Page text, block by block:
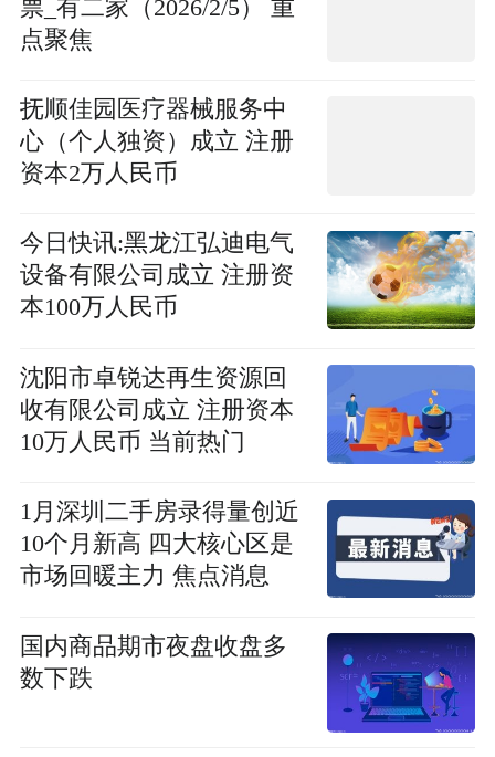
票_有二家（2026/2/5） 重
点聚焦
抚顺佳园医疗器械服务中
心（个人独资）成立 注册
资本2万人民币
今日快讯:黑龙江弘迪电气
设备有限公司成立 注册资
本100万人民币
沈阳市卓锐达再生资源回
收有限公司成立 注册资本
10万人民币 当前热门
1月深圳二手房录得量创近
10个月新高 四大核心区是
市场回暖主力 焦点消息
国内商品期市夜盘收盘多
数下跌